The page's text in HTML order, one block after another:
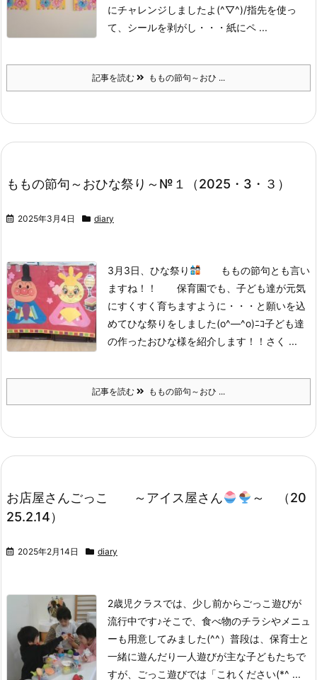
にチャレンジしましたよ(^▽^)/指先を使っ
て、シールを剥がし・・・紙にペ ...
記事を読む ももの節句～おひ ...
ももの節句～おひな祭り～№１（2025・3・３）
2025年3月4日 diary
3月3日、ひな祭り
ももの節句とも言い
ますね！！ 保育園でも、子ども達が元気
にすくすく育ちますように・・・と願いを込
めてひな祭りをしました(o^―^o)ﾆｺ子ども達
の作ったおひな様を紹介します！！ さく ...
記事を読む ももの節句～おひ ...
お店屋さんごっこ ～アイス屋さん
～ （20
25.2.14）
2025年2月14日 diary
2歳児クラスでは、少し前からごっこ遊びが
流行中です♪そこで、食べ物のチラシやメニュ
ーも用意してみました(^^） 普段は、保育士と
一緒に遊んだり一人遊びが主な子どもたちで
すが、ごっこ遊びでは「これください(*^ ...